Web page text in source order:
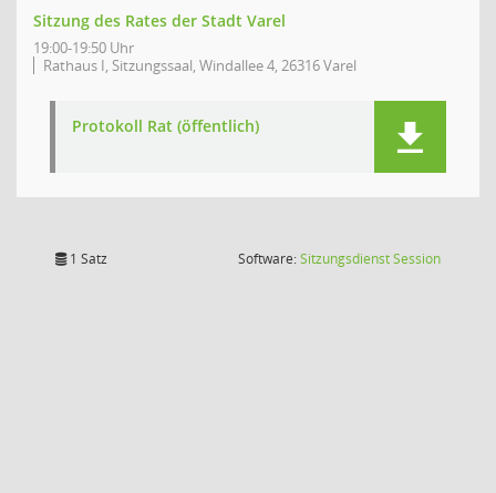
Sitzung des Rates der Stadt Varel
19:00-19:50 Uhr
Rathaus I, Sitzungssaal, Windallee 4, 26316 Varel
Protokoll Rat (öffentlich)
1 Satz Software:SitzungsdienstSession(Wird in